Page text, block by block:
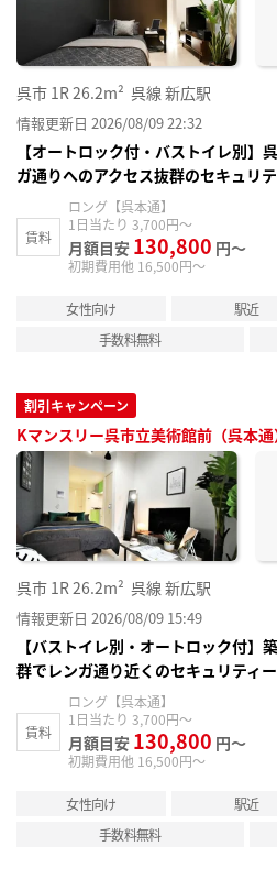
呉市 1R26.2m² 呉線 新広駅
情報更新日 2026/08/09 22:32
【オートロック付・バストイレ別
ガ通りへのアクセス抜群のセキュリ
賃料
ロング【呉本通】
1日当たり 3,700円～
月額目安 130,800 円～
初期費用他 16,500円～
女性向け 駅近
手数料無料
割引キャンペーン
Kマンスリー呉市立美術館前（呉本
呉市 1R26.2m² 呉線 新広駅
情報更新日 2026/08/09 15:49
【バストイレ別・オートロック付
群でレンガ通り近くのセキュリティ
賃料
ロング【呉本通】
1日当たり 3,700円～
月額目安 130,800 円～
初期費用他 16,500円～
女性向け 駅近
手数料無料